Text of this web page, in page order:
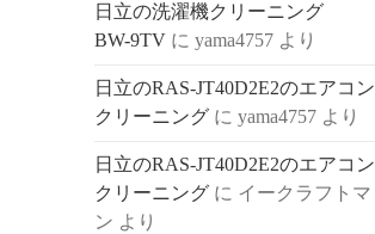
日立の洗濯機クリーニング
BW-9TV にyama4757 より
日立のRAS-JT40D2E2のエアコン
クリーニング にyama4757 より
日立のRAS-JT40D2E2のエアコン
クリーニング に イークラフトマ
ン より